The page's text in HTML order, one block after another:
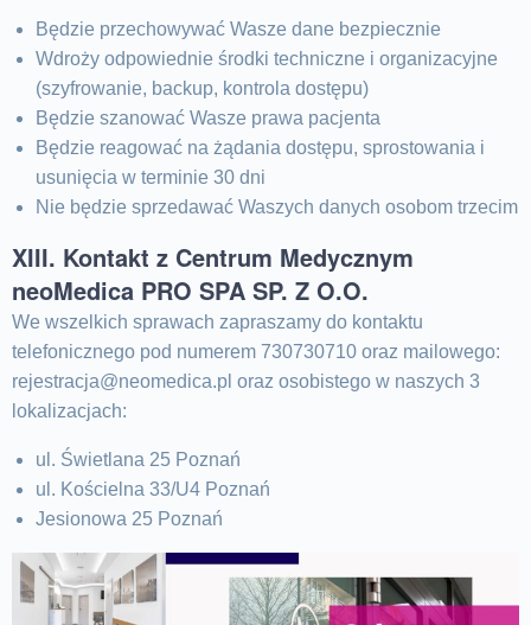
Będzie przechowywać Wasze dane bezpiecznie
Wdroży odpowiednie środki techniczne i organizacyjne
(szyfrowanie, backup, kontrola dostępu)
Będzie szanować Wasze prawa pacjenta
Będzie reagować na żądania dostępu, sprostowania i
usunięcia w terminie 30 dni
Nie będzie sprzedawać Waszych danych osobom trzecim
XIII. Kontakt z Centrum Medycznym
neoMedica PRO SPA SP. Z O.O.
We wszelkich sprawach zapraszamy do kontaktu
telefonicznego pod numerem 730730710 oraz mailowego:
rejestracja@neomedica.pl oraz osobistego w naszych 3
lokalizacjach:
ul. Świetlana 25 Poznań
ul. Kościelna 33/U4 Poznań
Jesionowa 25 Poznań